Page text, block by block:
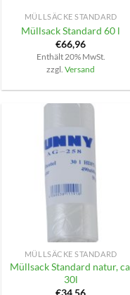
MÜLLSÄCKE STANDARD
Müllsack Standard 60 l
€66,96
Enthält 20% MwSt.
zzgl.Versand
MÜLLSÄCKE STANDARD
Müllsack Standard natur,
30l